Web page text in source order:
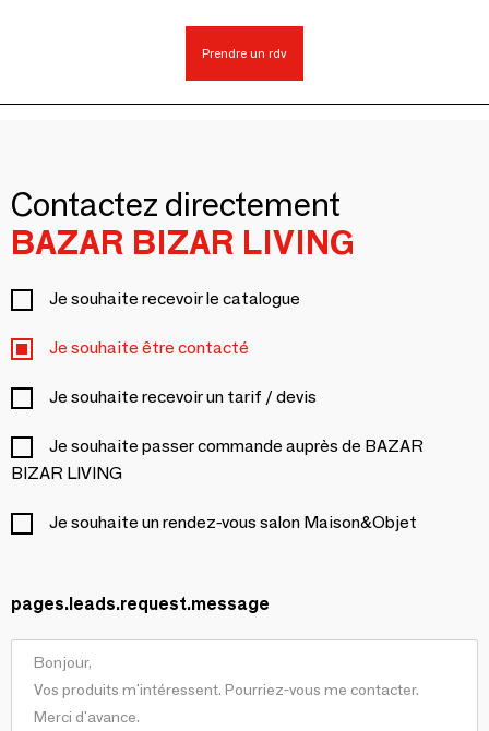
Prendre un rdv
Contactez directement
BAZAR BIZAR LIVING
Je souhaite recevoir le catalogue
Je souhaite être contacté
Je souhaite recevoir un tarif / devis
Je souhaite passer commande auprès de BAZAR
BIZAR LIVING
Je souhaite un rendez-vous salon Maison&Objet
pages.leads.request.message